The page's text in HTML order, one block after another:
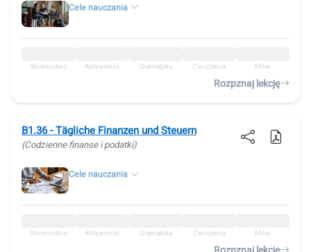
Cele nauczania
Słownictwo Aktywność Gramatyka Ćwiczenia Mów
Rozpznaj lekcję
B1.36 - Tägliche Finanzen und Steuern
(Codzienne finanse i podatki)
Cele nauczania
Słownictwo Aktywność Gramatyka Ćwiczenia Mów